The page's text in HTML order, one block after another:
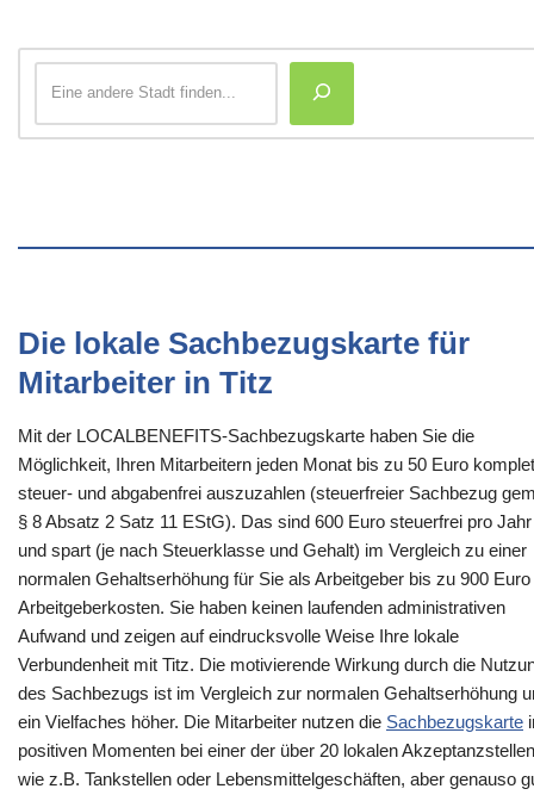
Die lokale Sachbezugskarte für
Mitarbeiter in Titz
Mit der LOCALBENEFITS-Sachbezugskarte haben Sie die
Möglichkeit, Ihren Mitarbeitern jeden Monat bis zu 50 Euro
steuer- und abgabenfrei auszuzahlen (steuerfreier Sachbezug
§ 8 Absatz 2 Satz 11 EStG). Das sind 600 Euro steuerfrei pro Jahr
und spart (je nach Steuerklasse und Gehalt) im Vergleich zu einer
normalen Gehaltserhöhung für Sie als Arbeitgeber bis zu 900 Euro
Arbeitgeberkosten. Sie haben keinen laufenden administrativen
Aufwand und zeigen auf eindrucksvolle Weise Ihre lokale
Verbundenheit mit Titz. Die motivierende Wirkung durch die
des Sachbezugs ist im Vergleich zur normalen Gehaltserhöhung
ein Vielfaches höher. Die Mitarbeiter nutzen die Sachbezugskarte
positiven Momenten bei einer der über 20 lokalen
wie z.B. Tankstellen oder Lebensmittelgeschäften, aber genauso